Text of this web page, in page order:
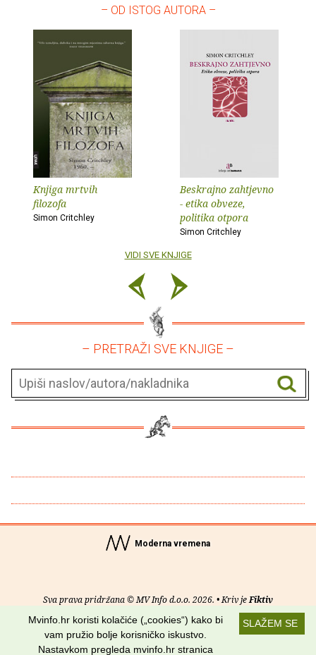
– OD ISTOG AUTORA –
Knjiga mrtvih
filozofa
Simon Critchley
Beskrajno zahtjevno
- etika obveze,
politika otpora
Simon Critchley
VIDI SVE KNJIGE
– PRETRAŽI SVE KNJIGE –
Moderna vremena
Sva prava pridržana © MV Info d.o.o. 2026. • Kriv jeFiktiv
Uvjeti korištenja RSS kanaliSLAŽEM SE
Mvinfo.hr koristi kolačiće („cookies“) kako bi
vam pružio bolje korisničko iskustvo.
Nastavkom pregleda mvinfo.hr stranica